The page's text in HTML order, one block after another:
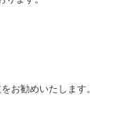
お勧めいたします。